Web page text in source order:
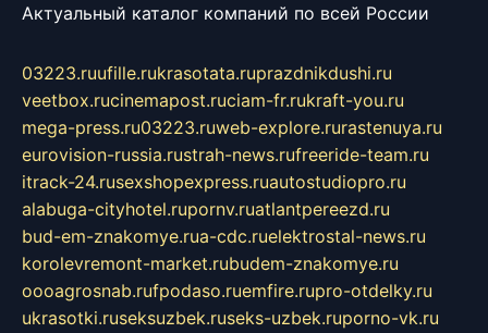
Актуальный каталог компаний по всей России
03223.ruufille.rukrasotata.ruprazdnikdushi.ru
veetbox.rucinemapost.ruciam-fr.rukraft-you.ru
mega-press.ru03223.ruweb-explore.rurastenuya.ru
eurovision-russia.rustrah-news.rufreeride-team.ru
itrack-24.rusexshopexpress.ruautostudiopro.ru
alabuga-cityhotel.rupornv.ruatlantpereezd.ru
bud-em-znakomye.rua-cdc.ruelektrostal-news.ru
korolevremont-market.rubudem-znakomye.ru
oooagrosnab.rufpodaso.ruemfire.rupro-otdelky.ru
ukrasotki.ruseksuzbek.ruseks-uzbek.ruporno-vk.ru